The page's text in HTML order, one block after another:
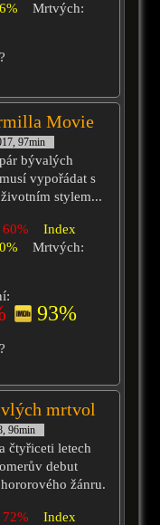
Mrtvých:
Movie
97min
bývalých
vypořádat s
stylem...
Index
Mrtvých:
93%
mrtvol
96min
čtyřiceti letech
debut
žánru.
Index